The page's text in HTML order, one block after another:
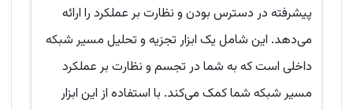
پیشرفته در دسترس بودن و نظارت بر عملکرد را ارائه
می‌دهد. این شامل یک ابزار تجزیه و تحلیل مسیر شبکه
داخلی است که به شما در تجسم و نظارت بر عملکرد
مسیر شبکه شما کمک می‌کند. با استفاده از این ابزار